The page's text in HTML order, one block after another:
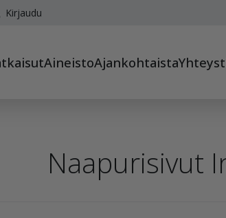
Kirjaudu
AineistoAjankohtaista
Naapurisivut